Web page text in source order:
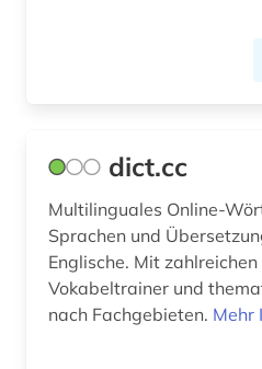
interviews (1)
irisch (2)
irland (2)
isländisch (3)
dict.cc
Multilinguales Online-
Sprachen und
Englische. Mit
Vokabeltrainer und
nach Fachgebieten. Mehr